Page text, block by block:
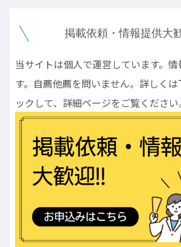
掲載依頼・情報提供大
当サイトは個人で運営しています。
す。自薦他薦を問いません。詳しく
ックして、詳細ページをご覧ください